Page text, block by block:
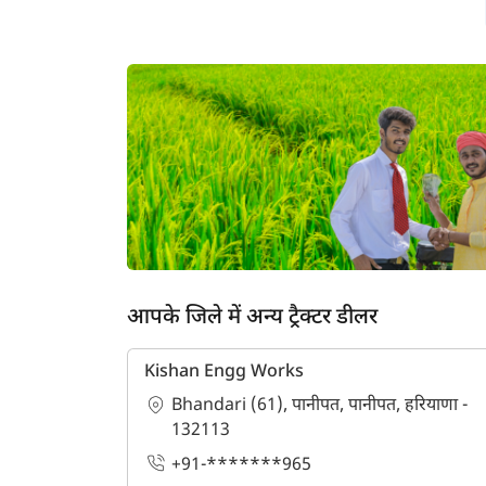
आपके जिले में अन्य ट्रैक्टर डीलर
Kishan Engg Works
Bhandari (61), पानीपत, पानीपत, हरियाणा -
132113
+91-*******965